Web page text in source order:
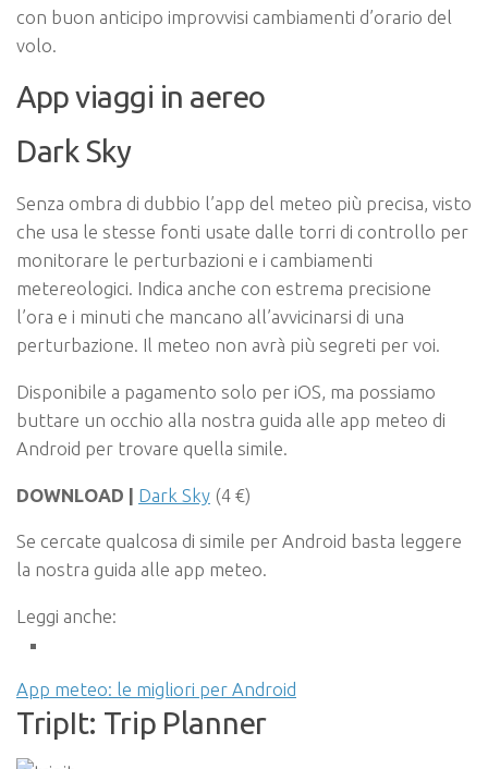
con buon anticipo improvvisi cambiamenti d’orario del
volo.
App viaggi in aereo
Dark Sky
Senza ombra di dubbio l’app del meteo più precisa, visto
che usa le stesse fonti usate dalle torri di controllo per
monitorare le perturbazioni e i cambiamenti
metereologici. Indica anche con estrema precisione
l’ora e i minuti che mancano all’avvicinarsi di una
perturbazione. Il meteo non avrà più segreti per voi.
Disponibile a pagamento solo per iOS, ma possiamo
buttare un occhio alla nostra guida alle app meteo di
Android per trovare quella simile.
DOWNLOAD | Dark Sky (4 €)
Se cercate qualcosa di simile per Android basta leggere
la nostra guida alle app meteo.
Leggi anche:
App meteo: le migliori per Android
TripIt: Trip Planner